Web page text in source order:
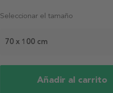
Seleccionar el tamaño
70 x 100 cm
Añadir al carrito